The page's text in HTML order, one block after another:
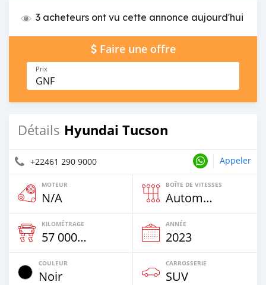
3 acheteurs ont vu cette annonce aujourd'hui
Faire une offre
Prix
GNF
Détails Hyundai Tucson
+22461 290 9000 Appeler
MOTEUR
N/A
BOÎTE DE VITESSES
Automatique
KILOMÉTRAGE
57 000 Km
ANNÉE
2023
COULEUR
Noir
CARROSSERIE
SUV